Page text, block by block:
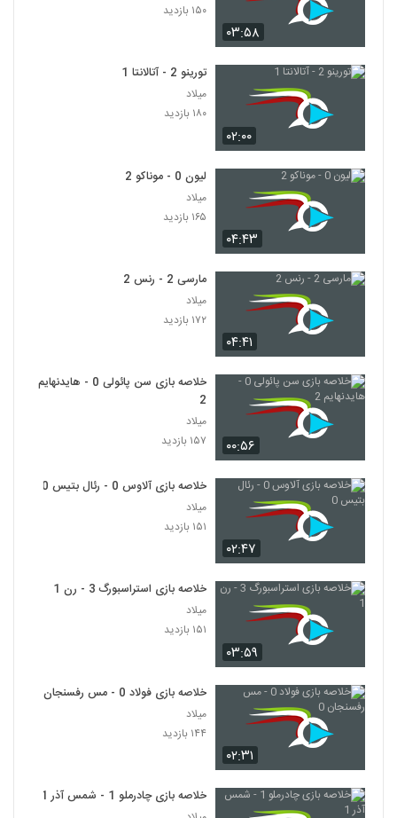
۰۳:۵۸
۱۵۰ بازدید
۰۲:۰۰
تورینو 2 - آتالانتا 1
میلاد
۱۸۰ بازدید
۰۴:۴۳
لیون 0 - موناکو 2
میلاد
۱۶۵ بازدید
۰۴:۴۱
مارسی 2 - رنس 2
میلاد
۱۷۲ بازدید
۰۰:۵۶
خلاصه بازی سن پائولی 0 - هایدنهایم
2
میلاد
۱۵۷ بازدید
۰۲:۴۷
خلاصه بازی آلاوس 0 - رئال بتیس 0
میلاد
۱۵۱ بازدید
۰۳:۵۹
خلاصه بازی استراسبورگ 3 - رن 1
میلاد
۱۵۱ بازدید
۰۲:۳۱
خلاصه بازی فولاد 0 - مس رفسنجان 0
میلاد
۱۴۴ بازدید
خلاصه بازی چادرملو 1 - شمس آذر 1